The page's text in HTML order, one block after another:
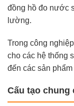
đồng hồ đo nước
lường.
Trong công
cho các hệ thống
đến các sản
Cấu tạo